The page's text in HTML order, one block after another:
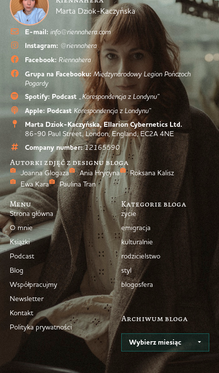
Marta Dziok-Kaczyńska
E-mail: info@riennahera.com
Instagram: @riennahera
Facebook: Riennahera
Grupa na Facebooku: Międzynarodowy Legion Pończoch
Pogardy
Spotify: Podcast „Korespondencja z Londynu”
Apple: Podcast Korespondencja z Londynu”
Marta Dziok-Kaczyńska, Ellarion Cybernetics Ltd.
86-90 Paul Street, London, England, EC2A 4NE
Company number: 12165590
Autorki zdjęć z designu bloga
Joanna Glogaza Ania Hrycyna
Roksana Kalisz
Ewa Kara
Paulina Tran
Menu
Strona główna
O mnie
Książki
Podcast
Blog
Współpracujmy
Newsletter
Kontakt
Polityka prywatności
Kategorie bloga
życie
emigracja
kulturalnie
rodzicielstwo
styl
blogosfera
Archiwum bloga